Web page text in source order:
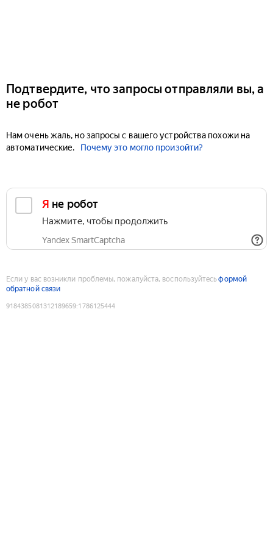
Подтвердите, что запросы отправляли вы, а
не робот
Нам очень жаль, но запросы с вашего устройства похожи на
автоматические.
Почему это могло произойти?
Я не робот
Нажмите, чтобы продолжить
Yandex SmartCaptcha
Если у вас возникли проблемы, пожалуйста, воспользуйтесьформой
обратной связи
9184385081312189659:1786125444